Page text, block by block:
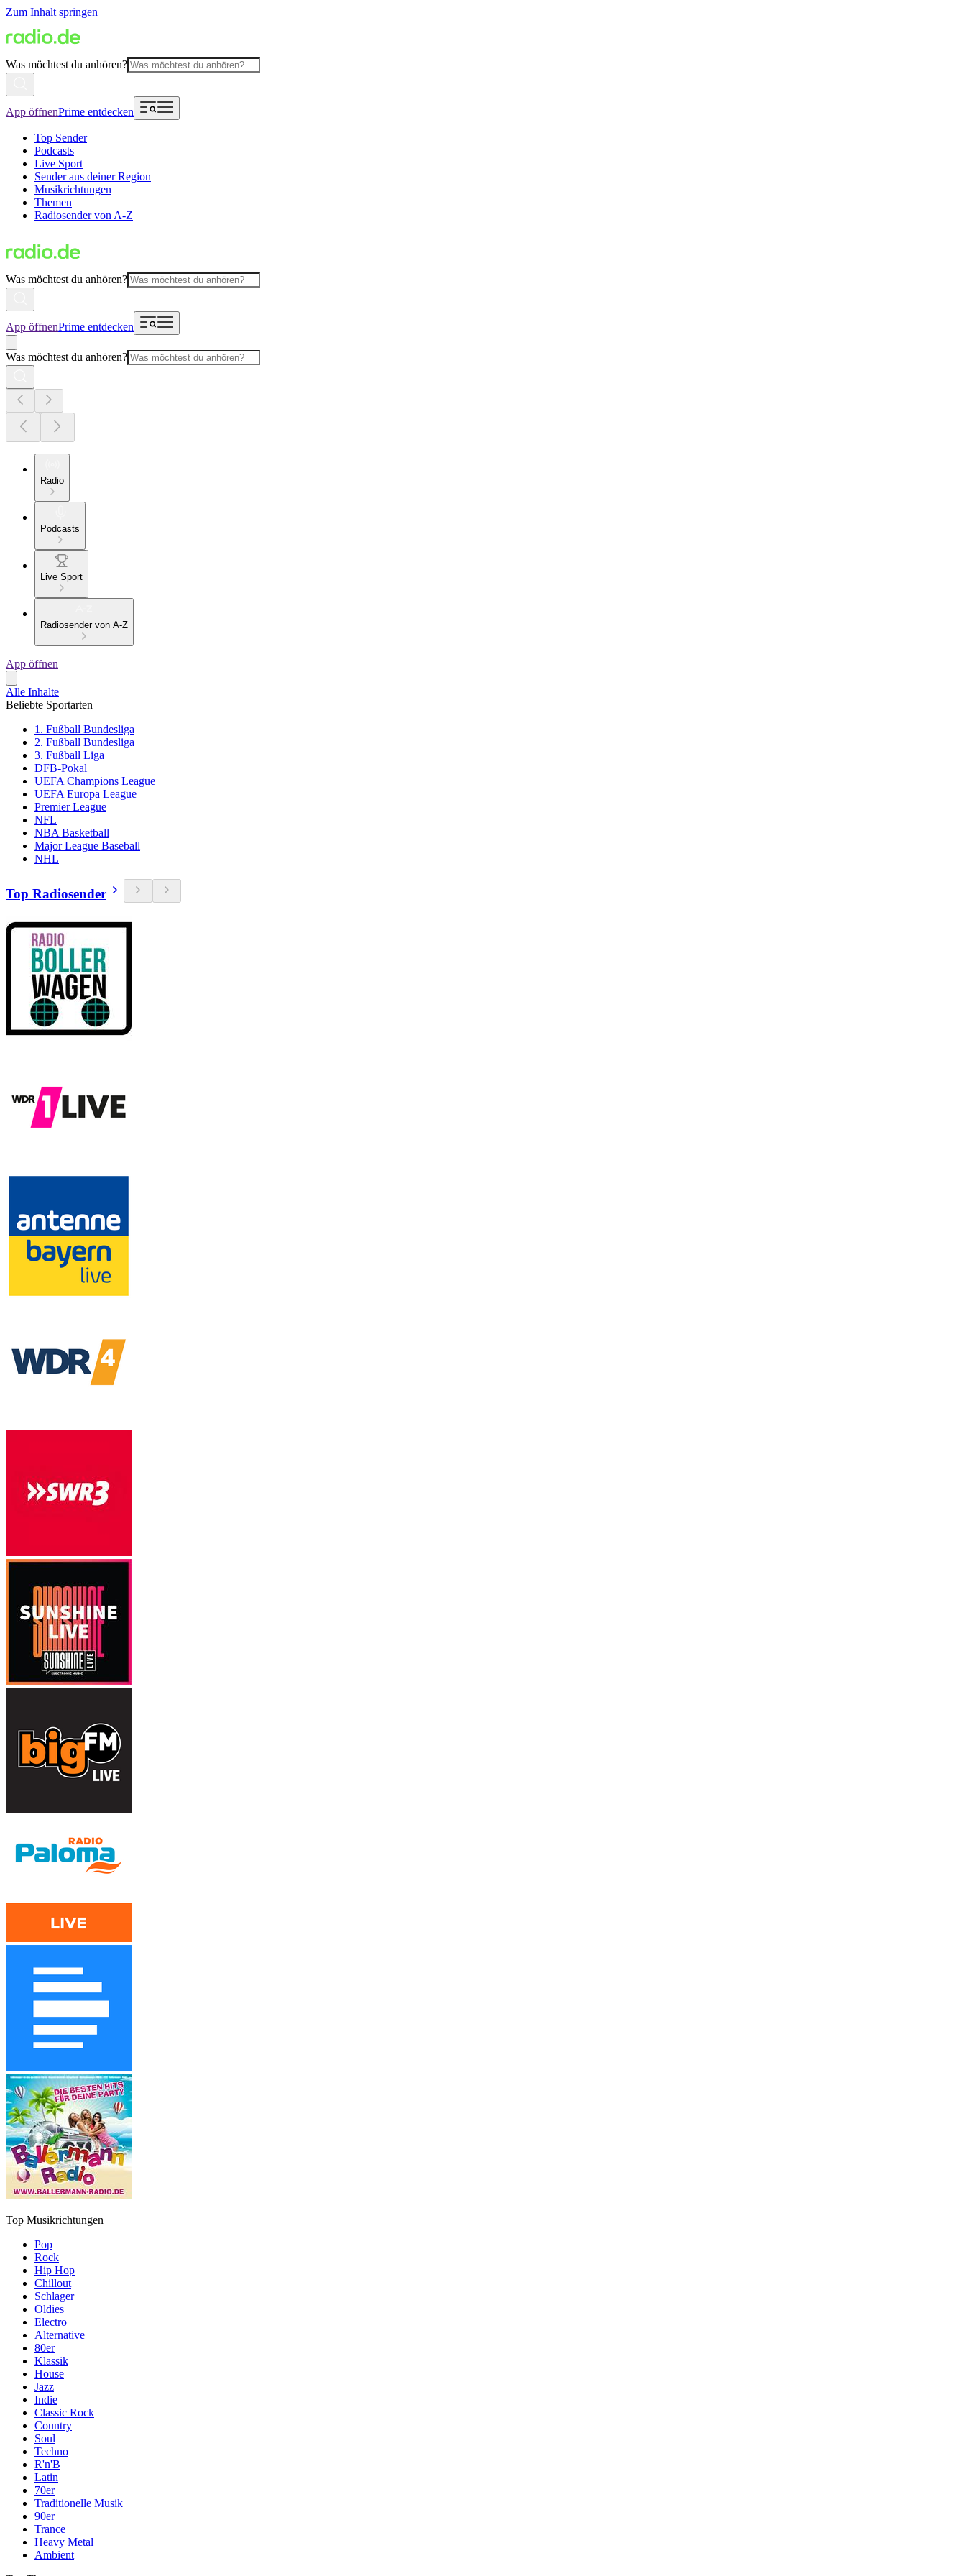
Zum Inhalt springen
Was möchtest du anhören?
App öffnenPrime entdecken
Top Sender
Podcasts
Live Sport
Sender aus deiner Region
Musikrichtungen
Themen
Radiosender von A-Z
Was möchtest du anhören?
App öffnenPrime entdecken
Was möchtest du anhören?
Radio
Podcasts
Live Sport
Radiosender von A-Z
App öffnen
Alle Inhalte
Beliebte Sportarten
1. Fußball Bundesliga
2. Fußball Bundesliga
3. Fußball Liga
DFB-Pokal
UEFA Champions League
UEFA Europa League
Premier League
NFL
NBA Basketball
Major League Baseball
NHL
Top Radiosender
Top Musikrichtungen
Pop
Rock
Hip Hop
Chillout
Schlager
Oldies
Electro
Alternative
80er
Klassik
House
Jazz
Indie
Classic Rock
Country
Soul
Techno
R'n'B
Latin
70er
Traditionelle Musik
90er
Trance
Heavy Metal
Ambient